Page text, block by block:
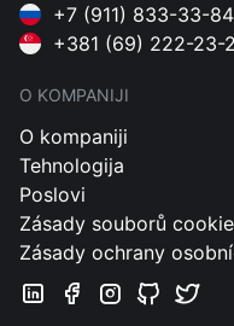
+7 (911) 833-33-84
+381 (69) 222-23-
O KOMPANIJI
O kompaniji
Tehnologija
Poslovi
Zásady souborů cookie
Zásady ochrany